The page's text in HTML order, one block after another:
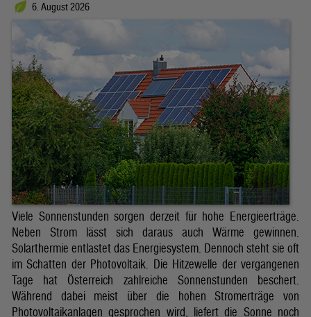
6. August 2026
Viele Sonnenstunden sorgen derzeit für hohe Energieerträge.
Neben Strom lässt sich daraus auch Wärme gewinnen.
Solarthermie entlastet das Energiesystem. Dennoch steht sie oft
im Schatten der Photovoltaik. Die Hitzewelle der vergangenen
Tage hat Österreich zahlreiche Sonnenstunden beschert.
Während dabei meist über die hohen Stromerträge von
Photovoltaikanlagen gesprochen wird, liefert die Sonne noch